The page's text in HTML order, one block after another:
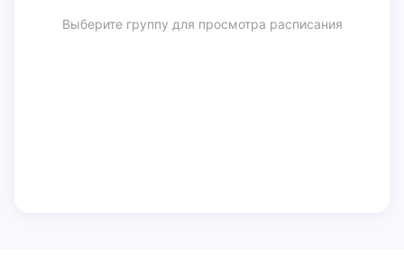
Выберите группу для просмотра расписания